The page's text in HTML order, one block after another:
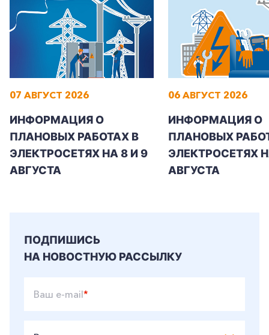
+7-800-700-24-57
Заказать обратный звонок
Частным клиентам
Корпоративным клиентам
07 АВГУСТ 2026
ИНФОРМАЦИЯ О
ПЛАНОВЫХ РАБОТАХ В
ЭЛЕКТРОСЕТЯХ НА 8 И 9
АВГУСТА
06 АВГУСТ 2026
ИНФОРМАЦИЯ О
ПЛАНОВЫХ
ЭЛЕКТРОСЕТЯХ
АВГУСТА
ПОДПИШИСЬ
НА НОВОСТНУЮ РАССЫЛКУ
Ваш e-mail*